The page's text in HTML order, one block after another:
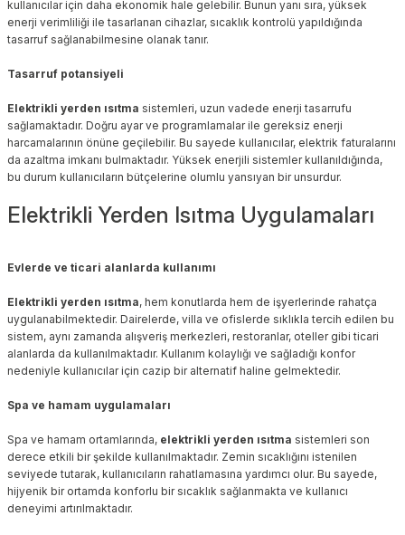
kullanıcılar için daha ekonomik hale gelebilir. Bunun yanı sıra, yüksek
enerji verimliliği ile tasarlanan cihazlar, sıcaklık kontrolü yapıldığında
tasarruf sağlanabilmesine olanak tanır.
Tasarruf potansiyeli
Elektrikli yerden ısıtma sistemleri, uzun vadede enerji tasarrufu
sağlamaktadır. Doğru ayar ve programlamalar ile gereksiz enerji
harcamalarının önüne geçilebilir. Bu sayede kullanıcılar, elektrik faturalarını
da azaltma imkanı bulmaktadır. Yüksek enerjili sistemler kullanıldığında,
bu durum kullanıcıların bütçelerine olumlu yansıyan bir unsurdur.
Elektrikli Yerden Isıtma Uygulamaları
Evlerde ve ticari alanlarda kullanımı
Elektrikli yerden ısıtma, hem konutlarda hem de işyerlerinde rahatça
uygulanabilmektedir. Dairelerde, villa ve ofislerde sıklıkla tercih edilen bu
sistem, aynı zamanda alışveriş merkezleri, restoranlar, oteller gibi ticari
alanlarda da kullanılmaktadır. Kullanım kolaylığı ve sağladığı konfor
nedeniyle kullanıcılar için cazip bir alternatif haline gelmektedir.
Spa ve hamam uygulamaları
Spa ve hamam ortamlarında, elektrikli yerden ısıtma sistemleri son
derece etkili bir şekilde kullanılmaktadır. Zemin sıcaklığını istenilen
seviyede tutarak, kullanıcıların rahatlamasına yardımcı olur. Bu sayede,
hijyenik bir ortamda konforlu bir sıcaklık sağlanmakta ve kullanıcı
deneyimi artırılmaktadır.